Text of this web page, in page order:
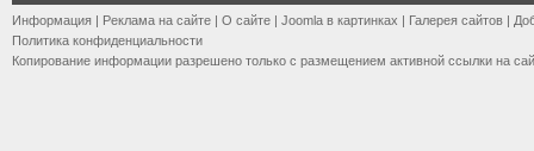
Информация | Реклама на сайте | О сайте | Joomla в картинках | Галерея сайтов |
Политика конфиденциальности
Копирование информации разрешено только с размещением активной ссылки на